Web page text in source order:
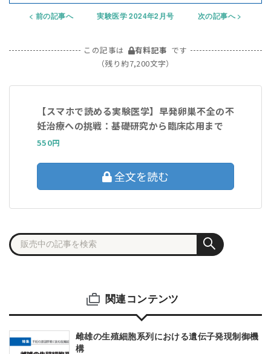
前の記事へ 実験医学 2024年2月号 次の記事へ
この記事は 有料記事 です
（残り約7,200文字）
【スマホで読める実験医学】早発卵巣不全の不
妊治療への挑戦：基礎研究から臨床応用まで
550円
全文を読む
関連コンテンツ
雌雄の生殖細胞系列における遺伝子発現制御機
構